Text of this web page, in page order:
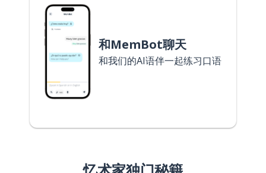
和MemBot聊天
和我们的AI语伴一起练习口语